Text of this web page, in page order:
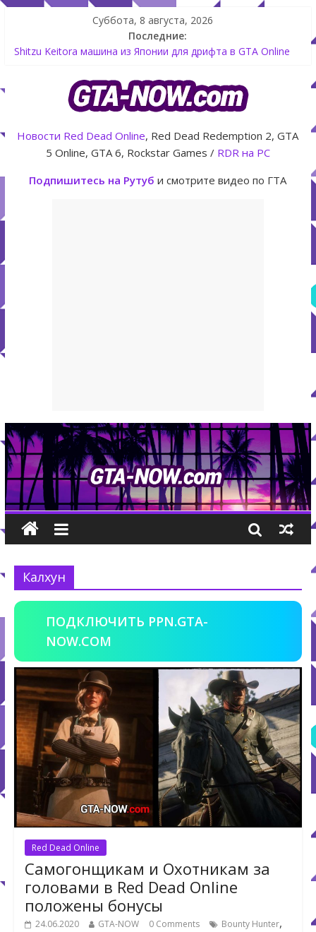
Суббота, 8 августа, 2026
Последние:
Shitzu Keitora машина из Японии для дрифта в GTA Online
GTA Online уже 14 июля
GTA Online: Rockstar запускает программу Fine Art Collector
с наградами
Летнее обновление для GTA 5 Online The Kortz Center Heist
Как создать аккаунт Rockstar Games Social Club инструкция
Новости Red Dead Online, Red Dead Redemption 2, GTA
5 Online, GTA 6, Rockstar Games / RDR на PC
Подпишитесь на Рутуб и смотрите видео по ГТА
Калхун
ПОДКЛЮЧИТЬ PPN.GTA-
NOW.COM
Red Dead Online
Самогонщикам и Охотникам за
головами в Red Dead Online
положены бонусы
24.06.2020 GTA-NOW 0 Comments Bounty Hunter,